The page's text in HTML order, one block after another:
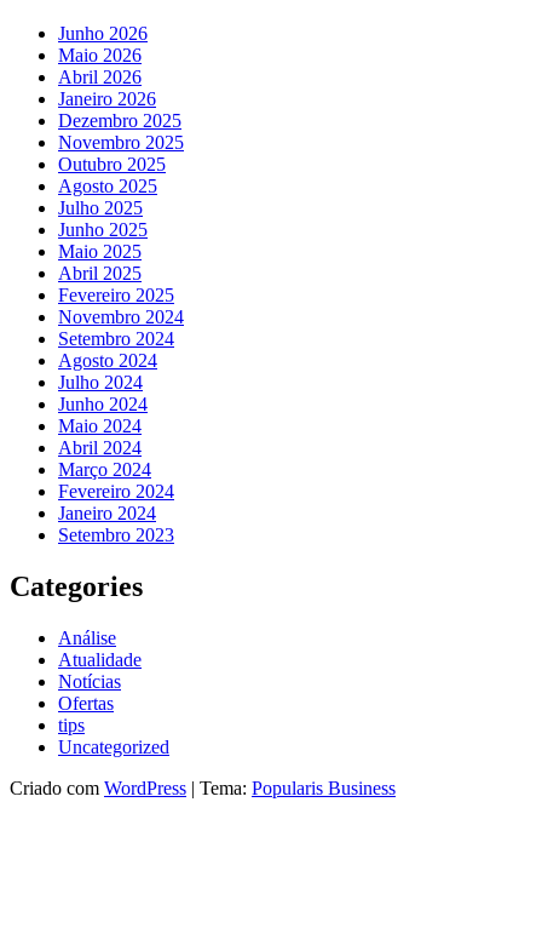
Junho 2026
Maio 2026
Abril 2026
Janeiro 2026
Dezembro 2025
Novembro 2025
Outubro 2025
Agosto 2025
Julho 2025
Junho 2025
Maio 2025
Abril 2025
Fevereiro 2025
Novembro 2024
Setembro 2024
Agosto 2024
Julho 2024
Junho 2024
Maio 2024
Abril 2024
Março 2024
Fevereiro 2024
Janeiro 2024
Setembro 2023
Categories
Análise
Atualidade
Notícias
Ofertas
tips
Uncategorized
Criado com WordPress | Tema: Popularis Business